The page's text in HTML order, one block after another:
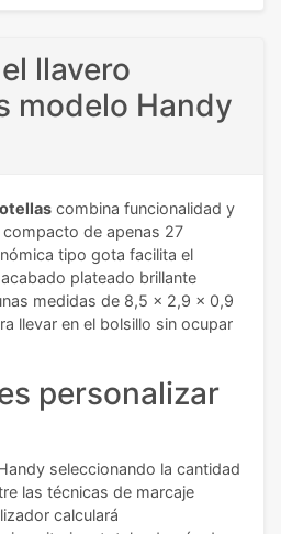
llavero
modelo Handy
combina funcionalidad y
de apenas 27
tipo gota facilita el
plateado brillante
medidas de 8,5 x 2,9 x 0,9
llevar en el bolsillo sin ocupar
personalizar
seleccionando la cantidad
las técnicas de marcaje
calculará